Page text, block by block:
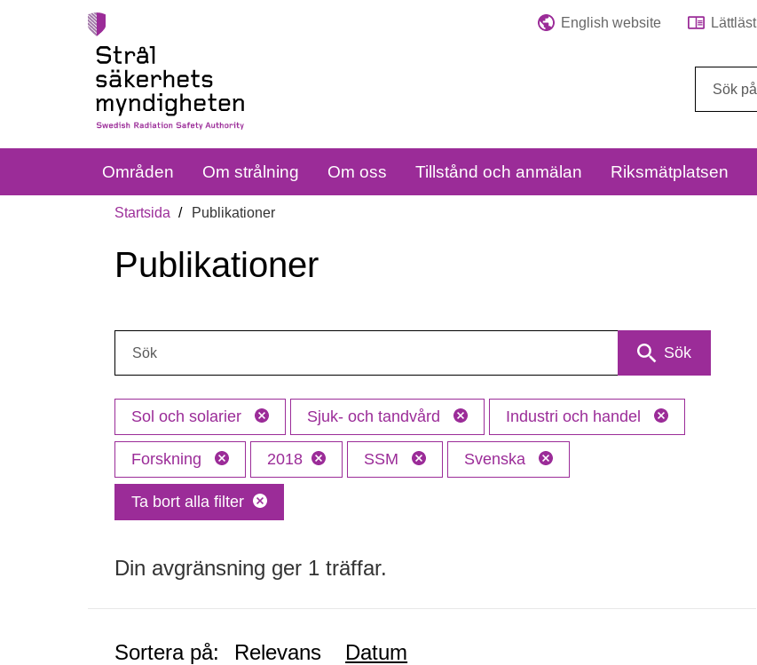
English website Lättläst
Områden Om strålning Om oss Tillstånd och anmälan Riksmätplatsen
Startsida Publikationer
Publikationer
Sök
Sol och solarier Sjuk- och tandvård Industri och handel
Forskning 2018 SSM Svenska
Ta bort alla filter
Din avgränsning ger 1 träffar.
Sortera på: Relevans Datum